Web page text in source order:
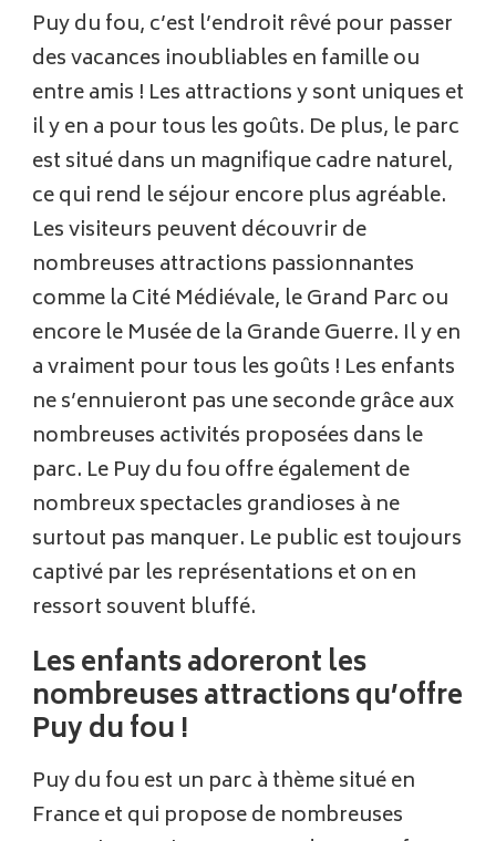
Puy du fou, c’est l’endroit rêvé pour passer
des vacances inoubliables en famille ou
entre amis ! Les attractions y sont uniques et
il y en a pour tous les goûts. De plus, le parc
est situé dans un magnifique cadre naturel,
ce qui rend le séjour encore plus agréable.
Les visiteurs peuvent découvrir de
nombreuses attractions passionnantes
comme la Cité Médiévale, le Grand Parc ou
encore le Musée de la Grande Guerre. Il y en
a vraiment pour tous les goûts ! Les enfants
ne s’ennuieront pas une seconde grâce aux
nombreuses activités proposées dans le
parc. Le Puy du fou offre également de
nombreux spectacles grandioses à ne
surtout pas manquer. Le public est toujours
captivé par les représentations et on en
ressort souvent bluffé.
Les enfants adoreront les
nombreuses attractions qu’offre
Puy du fou !
Puy du fou est un parc à thème situé en
France et qui propose de nombreuses